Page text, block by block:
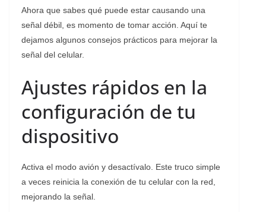
Ahora que sabes qué puede estar causando una
señal débil, es momento de tomar acción. Aquí te
dejamos algunos consejos prácticos para mejorar la
señal del celular.
Ajustes rápidos en la
configuración de tu
dispositivo
Activa el modo avión y desactívalo. Este truco simple
a veces reinicia la conexión de tu celular con la red,
mejorando la señal.